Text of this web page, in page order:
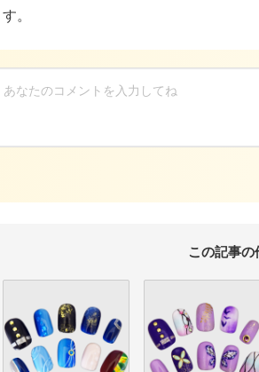
す。
この記事の